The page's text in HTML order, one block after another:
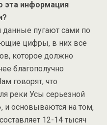
эта информация
пугают сами по
цифры, в них все
которое должно
благополучно
говорят, что
реки Усы серьезной
и основываются на том,
12-14 тысяч